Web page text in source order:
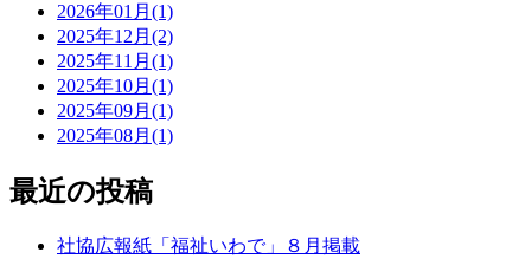
2026年01月(1)
2025年12月(2)
2025年11月(1)
2025年10月(1)
2025年09月(1)
2025年08月(1)
最近の投稿
社協広報紙「福祉いわで」８月掲載